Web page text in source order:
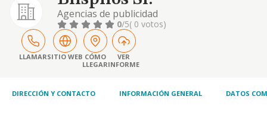
Agencias de publicidad
0/5( 0 votos)
LLAMARSITIO WEB CÓMO
LLEGAR
VER
INFORME
DIRECCIÓN Y CONTACTO INFORMACIÓN GENERAL DATOS